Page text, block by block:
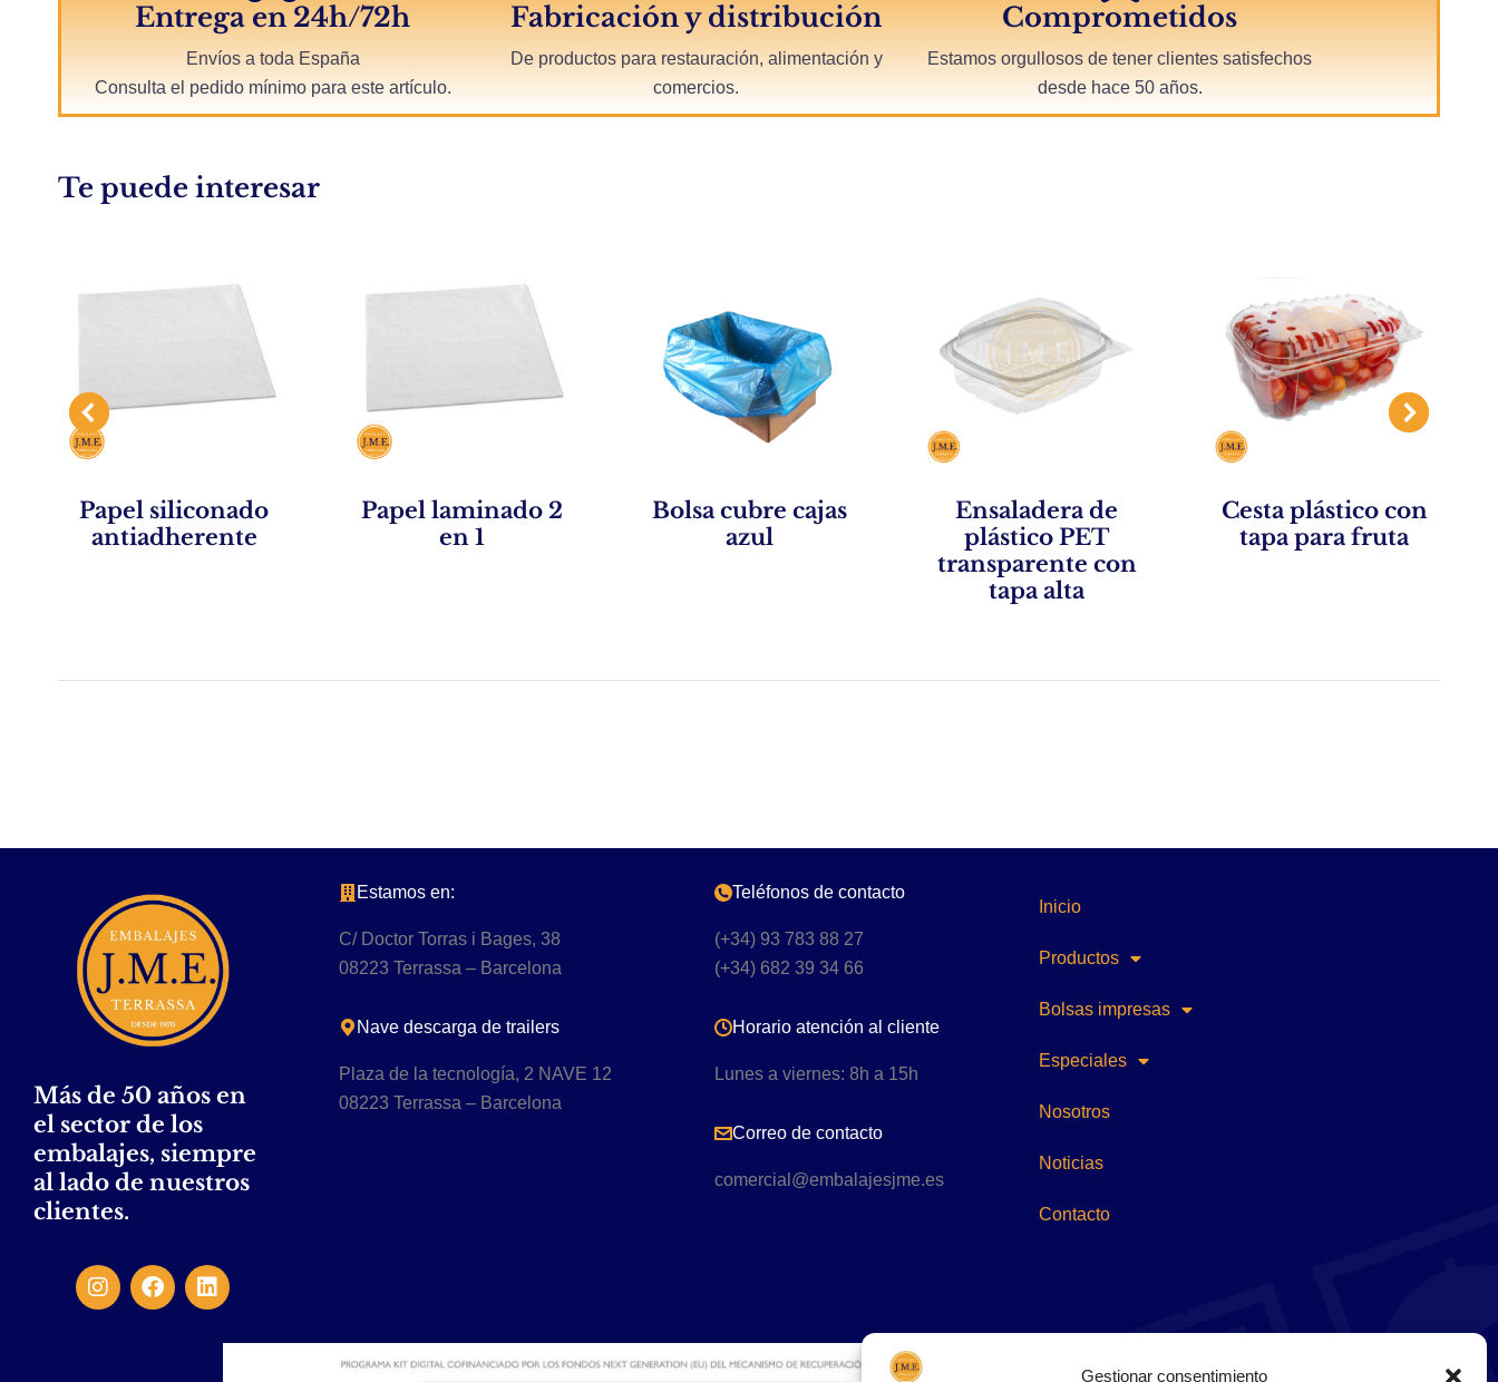
Gestionar consentimiento
Entrega en 24h/72h
Envíos a toda España
Consulta el pedido mínimo para este artículo.
Fabricación y distribución
De productos para restauración, alimentación y
comercios.
Comprometidos
Estamos orgullosos de tener clientes satisfechos
desde hace 50 años.
Te puede interesar
Papel siliconado
antiadherente
Papel laminado 2
en 1
Bolsa cubre cajas
azul
Ensaladera de
plástico PET
transparente con
tapa alta
Cesta plástico con
tapa para fruta
Más de 50 años en
el sector de los
embalajes, siempre
al lado de nuestros
clientes.
Estamos en:
C/ Doctor Torras i Bages, 38
08223 Terrassa – Barcelona
Nave descarga de trailers
Plaza de la tecnología, 2 NAVE 12
08223 Terrassa – Barcelona
Teléfonos de contacto
(+34) 93 783 88 27
(+34) 682 39 34 66
Horario atención al cliente
Lunes a viernes: 8h a 15h
Correo de contacto
comercial@embalajesjme.es
Inicio
Productos
Bolsas impresas
Especiales
Nosotros
Noticias
Contacto